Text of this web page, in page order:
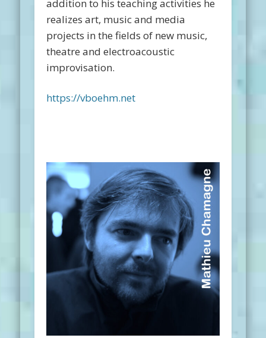
addition to his teaching activities he
realizes art, music and media
projects in the fields of new music,
theatre and electroacoustic
improvisation.
https://vboehm.net